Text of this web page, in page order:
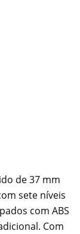
de 37 mm
sete níveis
com ABS
Com